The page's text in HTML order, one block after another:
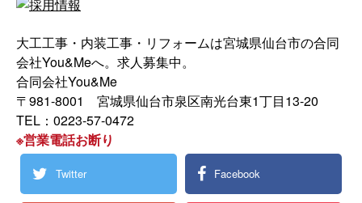
大工工事・内装工事・リフォームは宮城県仙台市の合同
会社You&Meへ。求人募集中。
合同会社You&Me
〒981-8001 宮城県仙台市泉区南光台東1丁目13-20
TEL：0223-57-0472
※営業電話お断り
Twitter Facebook